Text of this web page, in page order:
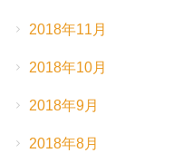
2018年11月
2018年10月
2018年9月
2018年8月